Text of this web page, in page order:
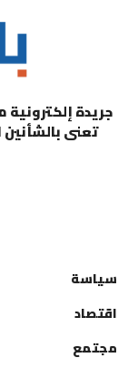
جريدة
تعنى بالشأنين
سياسة
اقتصاد
مجتمع